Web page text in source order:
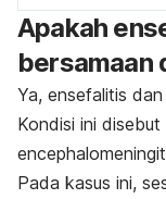
Apakah
bersamaan
Ya, ensefalitis
Kondisi ini disebut
Pada kasus ini,